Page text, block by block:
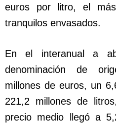
euros por litro, el
tranquilos envasados.
En el interanual a
denominación de
millones de euros, un
221,2 millones de
precio medio llegó a